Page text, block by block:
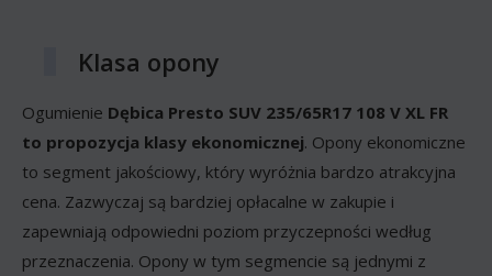
Klasa opony
Ogumienie Dębica Presto SUV 235/65R17 108 V XL FR
to propozycja klasy ekonomicznej. Opony ekonomiczne
to segment jakościowy, który wyróżnia bardzo atrakcyjna
cena. Zazwyczaj są bardziej opłacalne w zakupie i
zapewniają odpowiedni poziom przyczepności według
przeznaczenia. Opony w tym segmencie są jednymi z